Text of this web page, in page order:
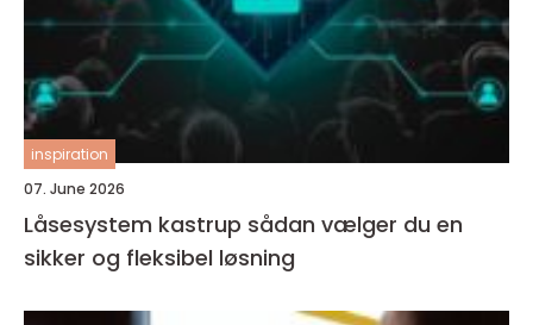
inspiration
07. June 2026
Låsesystem kastrup sådan vælger du en
sikker og fleksibel løsning